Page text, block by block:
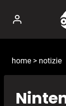
contenuto
home > notizie